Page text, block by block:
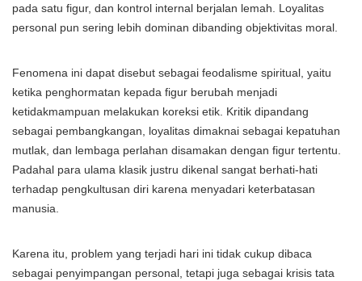
pada satu figur, dan kontrol internal berjalan lemah. Loyalitas
personal pun sering lebih dominan dibanding objektivitas moral.
Fenomena ini dapat disebut sebagai feodalisme spiritual, yaitu
ketika penghormatan kepada figur berubah menjadi
ketidakmampuan melakukan koreksi etik. Kritik dipandang
sebagai pembangkangan, loyalitas dimaknai sebagai kepatuhan
mutlak, dan lembaga perlahan disamakan dengan figur tertentu.
Padahal para ulama klasik justru dikenal sangat berhati-hati
terhadap pengkultusan diri karena menyadari keterbatasan
manusia.
Karena itu, problem yang terjadi hari ini tidak cukup dibaca
sebagai penyimpangan personal, tetapi juga sebagai krisis tata